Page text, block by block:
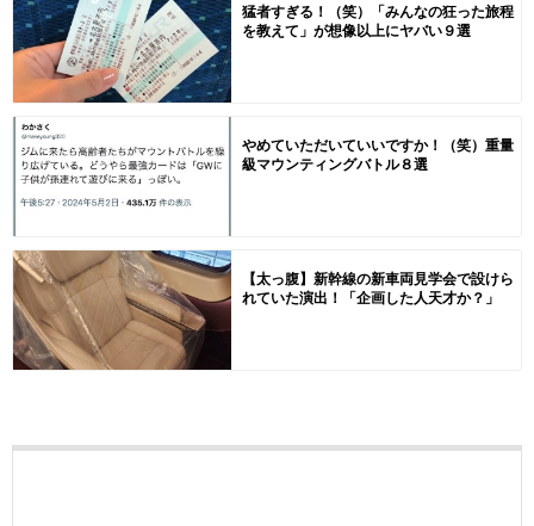
猛者すぎる！（笑）「みんなの狂った旅程
を教えて」が想像以上にヤバい９選
やめていただいていいですか！（笑）重量
級マウンティングバトル８選
【太っ腹】新幹線の新車両見学会で設けら
れていた演出！「企画した人天才か？」